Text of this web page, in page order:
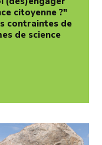
citoyenne ?"
contraintes de
de science